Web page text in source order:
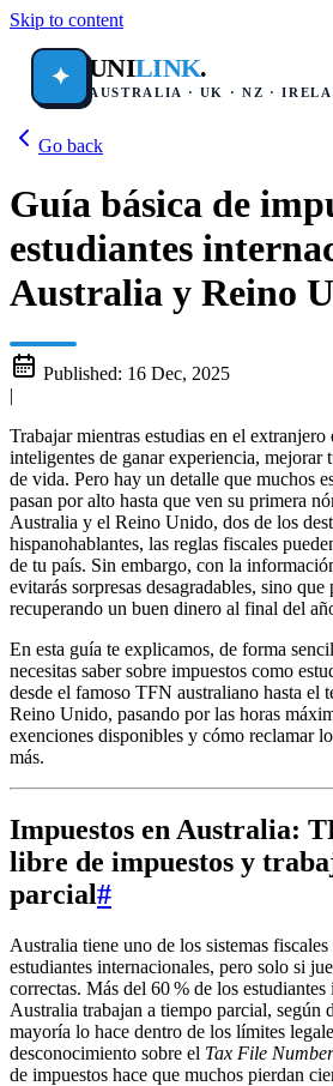
Skip to content
✦ UNILINK.
AUSTRALIA · UK · NZ ·
Go back
Guía básica de
estudiantes
Australia y Reino
Published: 16 Dec, 2025
|
Trabajar mientras estudias en el extranjero
inteligentes de ganar experiencia,
de vida. Pero hay un detalle que muchos
pasan por alto hasta que ven su primera
Australia y el Reino Unido, dos de los
hispanohablantes, las reglas fiscales
de tu país. Sin embargo, con la
evitarás sorpresas desagradables, sino
recuperando un buen dinero al final del
En esta guía te explicamos, de forma
necesitas saber sobre impuestos como
desde el famoso TFN australiano hasta el
Reino Unido, pasando por las horas
exenciones disponibles y cómo reclamar
más.
Impuestos en Australia:
libre de impuestos y
parcial#
Australia tiene uno de los sistemas
estudiantes internacionales, pero solo si
correctas. Más del 60 % de los estudiantes
Australia trabajan a tiempo parcial, según
mayoría lo hace dentro de los límites
desconocimiento sobre el Tax File Number
de impuestos hace que muchos pierdan